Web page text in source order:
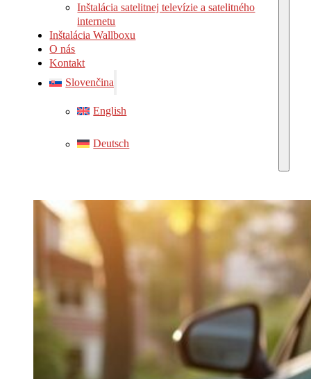
Inštalácia satelitnej televízie a satelitného
internetu
Inštalácia Wallboxu
O nás
Kontakt
Slovenčina
English
Deutsch